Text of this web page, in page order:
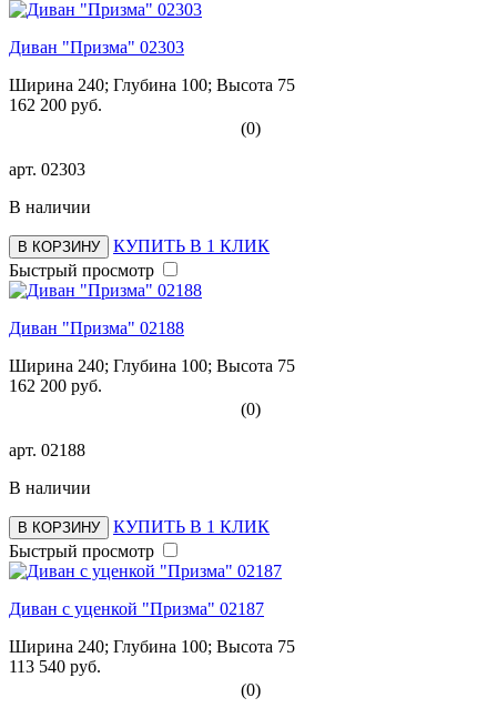
Диван "Призма" 02303
Ширина 240; Глубина 100; Высота 75
162 200 руб.
(0)
арт. 02303
В наличии
В КОРЗИНУ
КУПИТЬ В 1 КЛИК
Быстрый просмотр
Диван "Призма" 02188
Ширина 240; Глубина 100; Высота 75
162 200 руб.
(0)
арт. 02188
В наличии
В КОРЗИНУ
КУПИТЬ В 1 КЛИК
Быстрый просмотр
Диван с уценкой "Призма" 02187
Ширина 240; Глубина 100; Высота 75
113 540 руб.
(0)